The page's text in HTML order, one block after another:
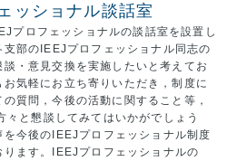
ッショナル談話室
プロフェッショナルの談話室を設置し
部のIEEJプロフェッショナル同志の
・意見交換を実施したいと考えてお
気軽にお立ち寄りいただき，制度に
質問，今後の活動に関すること等，
と懇談してみてはいかがでしょう
今後のIEEJプロフェッショナル制度
ます。IEEJプロフェッショナルの